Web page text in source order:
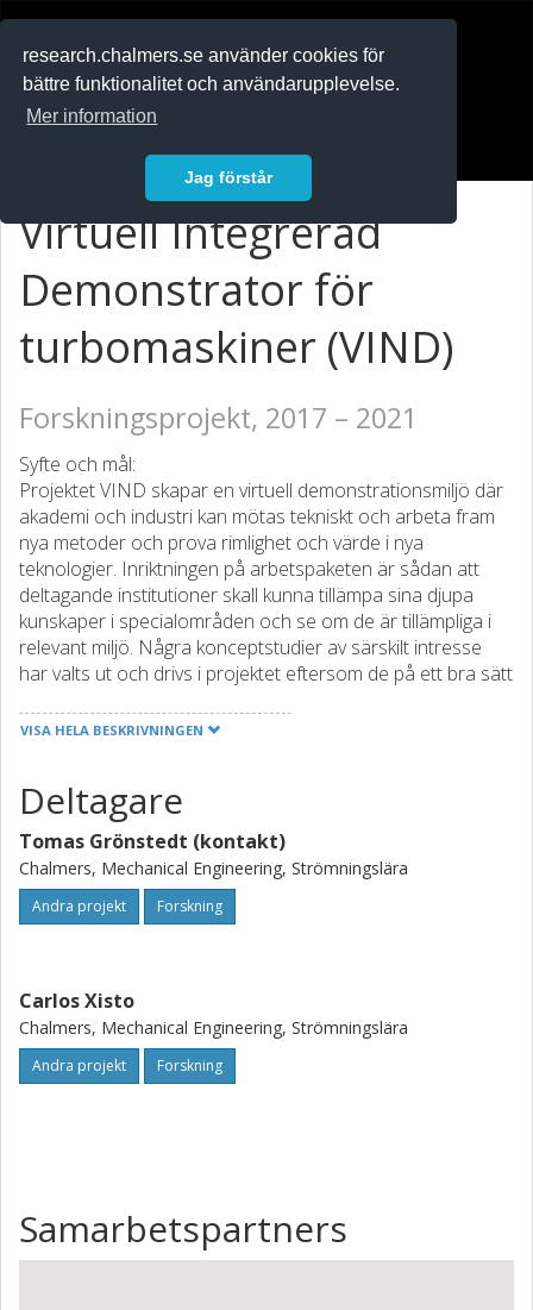
research.chalmers.se använder cookies för
bättre funktionalitet och användarupplevelse.
Mer information
Jag förstår
Virtuell Integrerad
Demonstrator för
turbomaskiner (VIND)
Forskningsprojekt, 2017 – 2021
Syfte och mål:
Projektet VIND skapar en virtuell demonstrationsmiljö där
akademi och industri kan mötas tekniskt och arbeta fram
nya metoder och prova rimlighet och värde i nya
teknologier. Inriktningen på arbetspaketen är sådan att
deltagande institutioner skall kunna tillämpa sina djupa
kunskaper i specialområden och se om de är tillämpliga i
relevant miljö. Några konceptstudier av särskilt intresse
har valts ut och drivs i projektet eftersom de på ett bra sätt
laboratoriemiljö med hur behov och krav i motorn ser ut.
Projektet kommer att leda till nya metoder och möjliga
innovationer, samt en utbyggd virtuell demonstrator där
information kan delas fritt inom projektet. Ur projektet
kommer en förståelse för hur teknologier integreras i en
flygmotor och ett koncept beskrivet i geometri och
prestanda. Utbyggnaden av den virtuella plattformen
Specifikt hur elgenerator kan integreras i flygmotorns
kompressorsystem och de möjligheter som uppstår i detta.
VISA HELA BESKRIVNINGEN
Deltagare
Tomas Grönstedt (kontakt)
Chalmers, Mechanical Engineering, Strömningslära
Andra projekt Forskning
Carlos Xisto
Chalmers, Mechanical Engineering, Strömningslära
Andra projekt Forskning
Samarbetspartners